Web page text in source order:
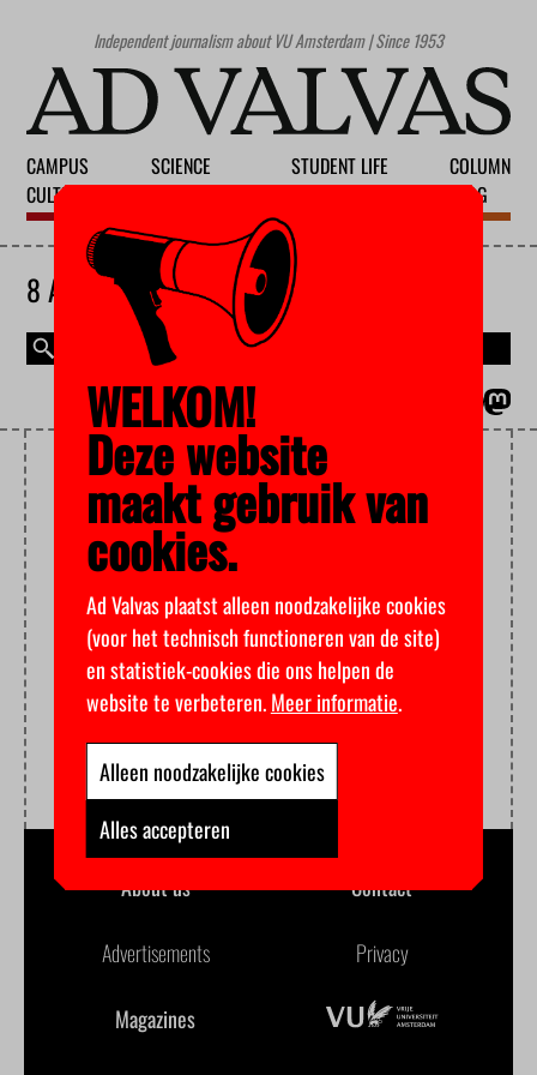
Independent journalism about VU Amsterdam | Since 1953
CAMPUS
CULTURE
SCIENCE
STUDENT LIFE
COLUMN
BLOG
8 AUGUST 2026
MAGAZINE
INTEGRATION
About us Contact
Advertisements Privacy
Magazines
WELKOM!
Deze website
maakt gebruik van
cookies.
Ad Valvas plaatst alleen noodzakelijke cookies
(voor het technisch functioneren van de site)
en statistiek-cookies die ons helpen de
website te verbeteren.Meer informatie.
Alleen noodzakelijke cookies
Alles accepteren